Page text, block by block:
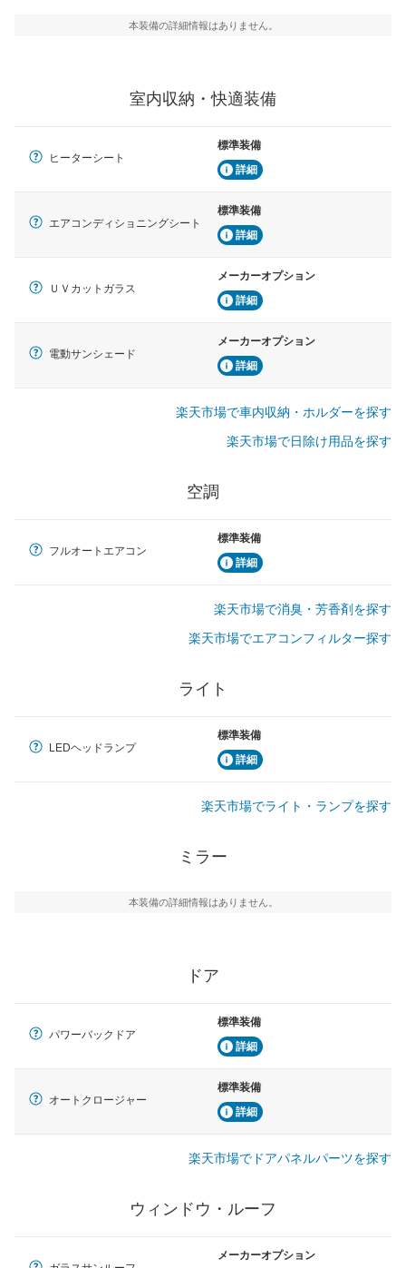
本装備の詳細情報はありません。
室内収納・快適装備
ヒーターシート
標準装備
詳細
エアコンディショニングシート
標準装備
詳細
ＵＶカットガラス
メーカーオプション
詳細
電動サンシェード
メーカーオプション
詳細
楽天市場で車内収納・ホルダーを探す
楽天市場で日除け用品を探す
空調
フルオートエアコン
標準装備
詳細
楽天市場で消臭・芳香剤を探す
楽天市場でエアコンフィルター探す
ライト
LEDヘッドランプ
標準装備
詳細
楽天市場でライト・ランプを探す
ミラー
本装備の詳細情報はありません。
ドア
パワーバックドア
標準装備
詳細
オートクロージャー
標準装備
詳細
楽天市場でドアパネルパーツを探す
ウィンドウ・ルーフ
メーカーオプション